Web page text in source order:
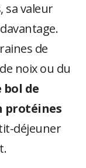
sa valeur
de
noix ou du
bol de
protéines
déjeuner